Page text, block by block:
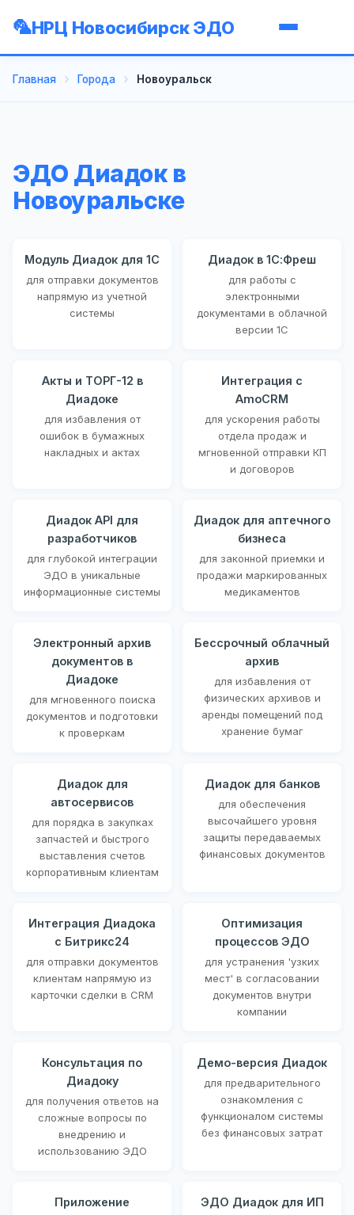
НРЦ Новосибирск ЭДО
Главная Города Новоуральск
ЭДО Диадок в
Новоуральске
Модуль Диадок для 1С
для отправки документов
напрямую из учетной
системы
Диадок в 1С:Фреш
для работы с
электронными
документами в облачной
версии 1С
Акты и ТОРГ-12 в
Диадоке
для избавления от
ошибок в бумажных
накладных и актах
Интеграция с
AmoCRM
для ускорения работы
отдела продаж и
мгновенной отправки КП
и договоров
Диадок API для
разработчиков
для глубокой интеграции
ЭДО в уникальные
информационные системы
Диадок для аптечного
бизнеса
для законной приемки и
продажи маркированных
медикаментов
Электронный архив
документов в
Диадоке
для мгновенного поиска
документов и подготовки
к проверкам
Бессрочный облачный
архив
для избавления от
физических архивов и
аренды помещений под
хранение бумаг
Диадок для
автосервисов
для порядка в закупках
запчастей и быстрого
выставления счетов
корпоративным клиентам
Диадок для банков
для обеспечения
высочайшего уровня
защиты передаваемых
финансовых документов
Интеграция Диадока
с Битрикс24
для отправки документов
клиентам напрямую из
карточки сделки в CRM
Оптимизация
процессов ЭДО
для устранения 'узких
мест' в согласовании
документов внутри
компании
Консультация по
Диадоку
для получения ответов на
сложные вопросы по
внедрению и
использованию ЭДО
Демо-версия Диадок
для предварительного
ознакомления с
функционалом системы
без финансовых затрат
Приложение
ЭДО Диадок для ИП